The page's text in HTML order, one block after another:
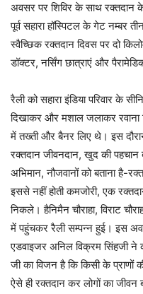
अवसर पर शिविर के साथ रक्तदान
पूर्व सहारा हॉस्पिटल के गेट नम्बर
स्वैच्छिक रक्तदान दिवस पर दो
डॉक्टर, नर्सिंग छात्राएं और
रैली को सहारा इंडिया परिवार के
दिखाकर और मशाल जलाकर रवाना
में तख्ती और बैनर लिए थे। इस
रक्तदान जीवनदान, खुद की
अभिमान, नौजवानों को बताना है-
इससे नहीं होती कमजोरी, एक
निकले। हैनिमैन चौराहा, विराट
में पहुंचकर रैली सम्पन्न हुई। इस
एडवाइजर अनिल विक्रम सिंहजी ने
जी का विजन है कि किसी के प्राणों
ऐसे ही रक्तदान कर लोगों का जीवन